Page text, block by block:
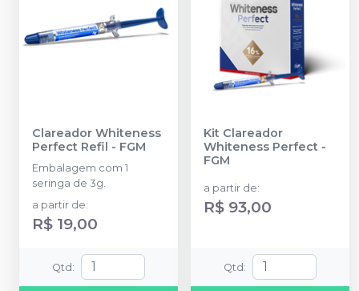
Clareador Whiteness
Perfect Refil - FGM
Embalagem com 1
seringa de 3g.
a partir de:
R$ 19,00
Qtd:
Kit Clareador
Whiteness Perfect -
FGM
a partir de:
R$ 93,00
Qtd: